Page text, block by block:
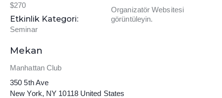
$270
Etkinlik Kategori:
Seminar
Organizatör Websitesi
görüntüleyin.
Mekan
Manhattan Club
350 5th Ave
New York, NY 10118 United States